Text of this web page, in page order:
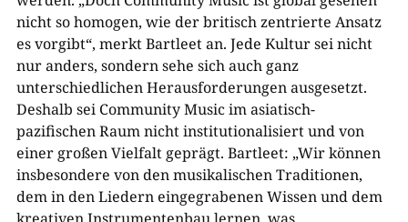
nicht so homogen, wie der britisch zentrierte Ansatz
es vorgibt“, merkt Bartleet an. Jede Kultur sei nicht
nur anders, sondern sehe sich auch ganz
unterschiedlichen Herausforderungen ausgesetzt.
Deshalb sei Community Music im asiatisch-
pazifischen Raum nicht institutionalisiert und von
einer großen Vielfalt geprägt. Bartleet: „Wir können
insbesondere von den musikalischen Traditionen,
dem in den Liedern eingegrabenen Wissen und dem
kreativen Instrumentenbau lernen, was